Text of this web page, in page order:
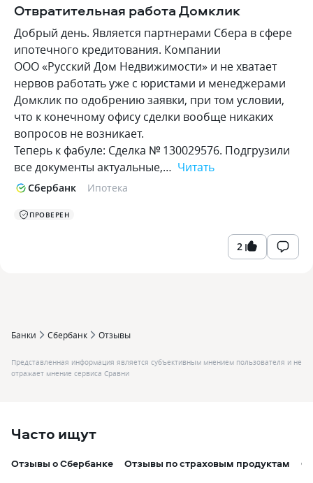
Отвратительная работа Домклик
Добрый день. Является партнерами Сбера в сфере
ипотечного кредитования. Компании
ООО «Русский Дом Недвижимости» и не хватает
нервов работать уже с юристами и менеджерами
Домклик по одобрению заявки, при том условии,
что к конечному офису сделки вообще никаких
вопросов не возникает.
Теперь к фабуле: Сделка № 130029576. Подгрузили
все документы актуальные,… Читать
Сбербанк Ипотека
ПРОВЕРЕН
2
Банки Сбербанк Отзывы
Представленная информация является субъективным мнением пользователя и не
отражает мнение сервиса Сравни
Часто ищут
Отзывы о Сбербанке Отзывы по страховым продуктам